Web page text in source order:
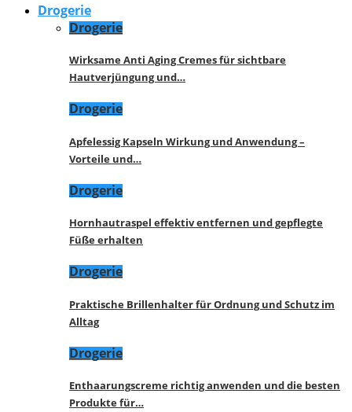
Drogerie
Drogerie
Wirksame Anti Aging Cremes für sichtbare
Hautverjüngung und…
Drogerie
Apfelessig Kapseln Wirkung und Anwendung –
Vorteile und…
Drogerie
Hornhautraspel effektiv entfernen und gepflegte
Füße erhalten
Drogerie
Praktische Brillenhalter für Ordnung und Schutz im
Alltag
Drogerie
Enthaarungscreme richtig anwenden und die besten
Produkte für…